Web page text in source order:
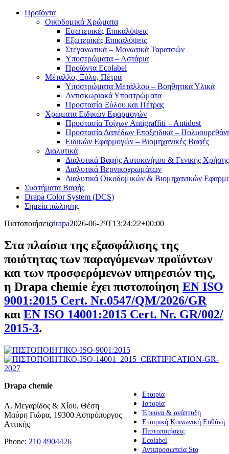
Προϊόντα
Οικοδομικά Χρώματα
Εσωτερικές Επικαλύψεις
Εξωτερικές Επικαλύψεις
Στεγανωτικά – Μονωτικά Ταρατσών
Υποστρώματα – Αστάρια
Προϊόντα Ecolabel
Μέταλλο, Ξύλο, Πέτρα
Υποστρώματα Μετάλλου – Βοηθητικά Υλικά
Αντισκωριακά Υποστρώματα
Προστασία Ξύλου και Πέτρας
Χρώματα Ειδικών Εφαρμογών
Προστασία Τοίχων Antigraffiti – Antidust
Προστασία Δαπέδων Εποξειδικά –
Ειδικών Εφαρμογών – Βιομηχανικές Βαφές
Διαλυτικά
Διαλυτικά Βαφής Αυτοκινήτου & Γενικής Χρήσης
Διαλυτικά Βερνικοχρωμάτων
Διαλυτικά Οικοδομικών & Βιομηχανικών
Συστήματα Βαφής
Drapa Color System (DCS)
Σημεία πώλησης
Πιστοποιήσειςdrapa2026-06-29T13:24:22+00:00
Στα πλαίσια της εξασφάλισης της
ποιότητας των παραγόμενων προϊόντων
και των προσφερόμενων υπηρεσιών της,
η Drapa chemie έχει πιστοποίηση EN ISO
9001:2015 Cert. Nr.0547/QM/2026/GR
καιEN ISO 14001:2015 Cert. Nr. GR/002/
2015-3.
Εταιρία
Ιστορία
Έρευνα & ανάπτυξη
Εταιρική Κοινωνική Ευθύνη
Πιστοποιήσεις
Ecolabel
Αντιπροσωπεία Sto
Drapa chemie
Λ. Μεγαρίδος & Χίου, Θέση
Μαύρη Γιώρα, 19300 Ασπρόπυργος
Αττικής
Phone: 210 4904426